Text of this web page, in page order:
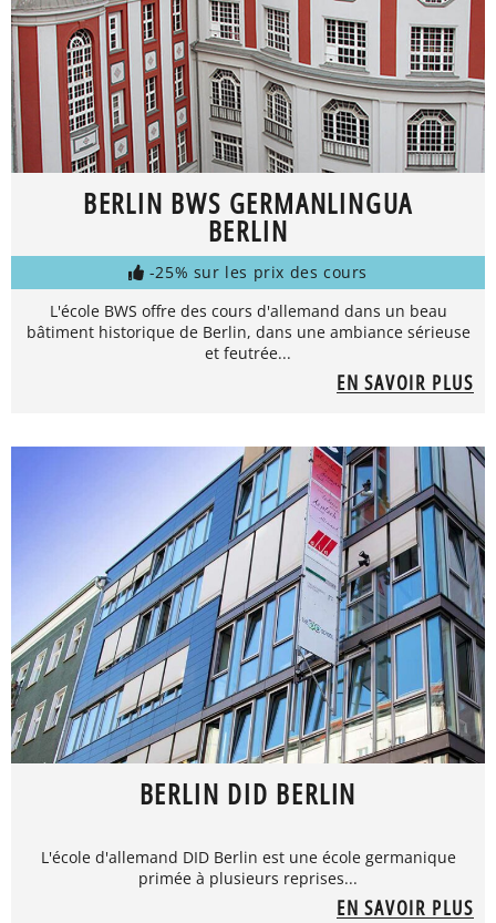
BERLIN BWS GERMANLINGUA
BERLIN
-25% sur les prix des cours
L'école BWS offre des cours d'allemand dans un beau
bâtiment historique de Berlin, dans une ambiance sérieuse
et feutrée...
EN SAVOIR PLUS
BERLIN DID BERLIN
L'école d'allemand DID Berlin est une école germanique
primée à plusieurs reprises...
EN SAVOIR PLUS